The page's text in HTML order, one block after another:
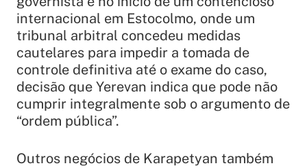
internacional em Estocolmo, onde um
tribunal arbitral concedeu medidas
cautelares para impedir a tomada de
controle definitiva até o exame do caso,
decisão que Yerevan indica que pode não
cumprir integralmente sob o argumento de
“ordem pública”.
Outros negócios de Karapetyan também